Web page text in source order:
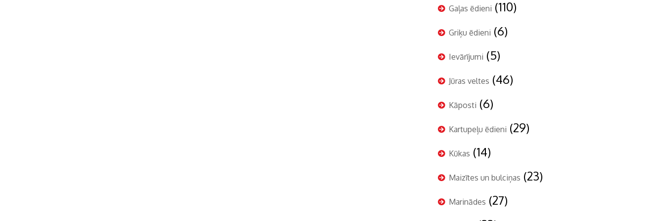
Gaļas ēdieni (110)
Griķu ēdieni (6)
Ievārījumi (5)
Jūras veltes (46)
Kāposti (6)
Kartupeļu ēdieni (29)
Kūkas (14)
Maizītes un bulciņas (23)
Marinādes (27)